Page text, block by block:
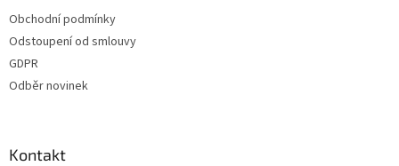
Obchodní podmínky
Odstoupení od smlouvy
GDPR
Odběr novinek
Kontakt